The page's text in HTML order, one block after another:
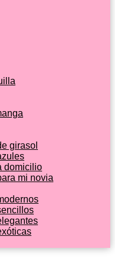
girasol
domicilio
mi novia